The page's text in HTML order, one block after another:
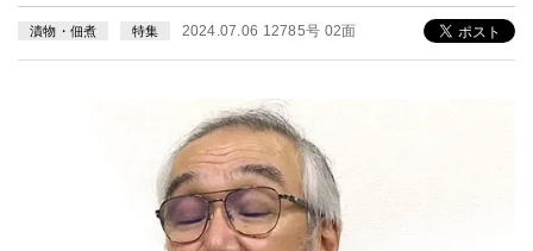
漬物・佃煮 特集 2024.07.06 12785号 02面